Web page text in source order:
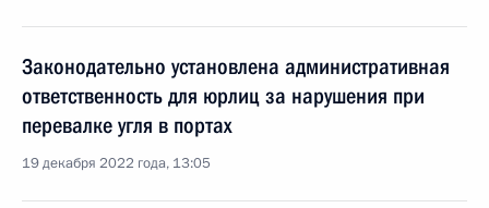
Законодательно установлена административная
ответственность для юрлиц за нарушения при
перевалке угля в портах
19 декабря 2022 года, 13:05